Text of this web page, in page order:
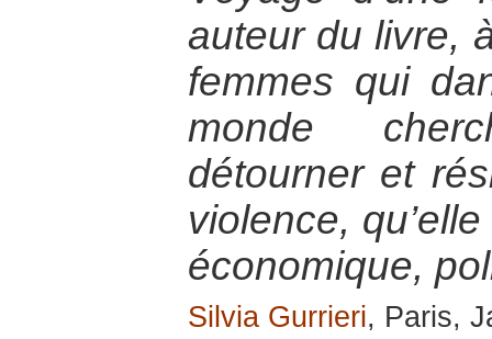
auteur du livre,
femmes qui
monde
détourner et
violence,
économique,
Silvia Gurrieri, Paris,